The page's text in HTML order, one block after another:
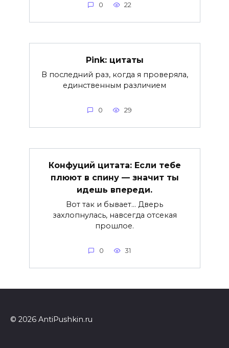
0 22
Pink: цитаты
В последний раз, когда я проверяла,
единственным различием
0 29
Конфуций цитата: Если тебе
плюют в спину — значит ты
идешь впереди.
Вот так и бывает… Дверь
захлопнулась, навсегда отсекая
прошлое.
0 31
© 2026 AntiPushkin.ru